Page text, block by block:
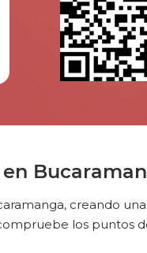
creando
los puntos